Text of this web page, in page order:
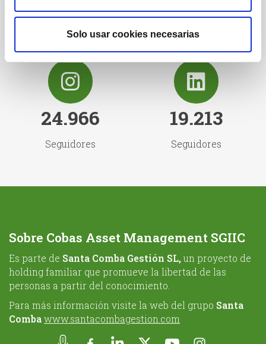
Solo usar cookies necesarias
Suscriptores Seguidores
24.966
Seguidores
19.213
Seguidores
Sobre Cobas Asset Management SGIIC
Es parte de Santa Comba Gestión SL, un proyecto de
holding familiar que promueve la libertad de las
personas a partir del conocimiento.
Para más información visite la web del grupo Santa
Combawww.santacombagestion.com